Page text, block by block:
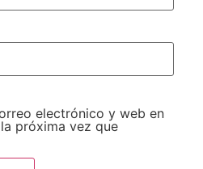
electrónico y web en
próxima vez que